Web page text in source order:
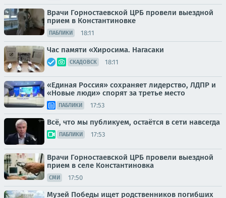
Врачи Горностаевской ЦРБ провели выездной
прием в Константиновке
ПАБЛИКИ 18:11
Час памяти «Хиросима. Нагасаки
СКАДОВСК 18:11
«Единая Россия» сохраняет лидерство, ЛДПР и
«Новые люди» спорят за третье место
ПАБЛИКИ 17:53
Всё, что мы публикуем, остаётся в сети навсегда
ПАБЛИКИ 17:53
Врачи Горностаевской ЦРБ провели выездной
прием в селе Константиновка
СМИ 17:50
Музей Победы ищет родственников погибших